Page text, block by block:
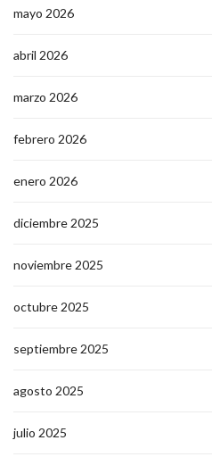
mayo 2026
abril 2026
marzo 2026
febrero 2026
enero 2026
diciembre 2025
noviembre 2025
octubre 2025
septiembre 2025
agosto 2025
julio 2025